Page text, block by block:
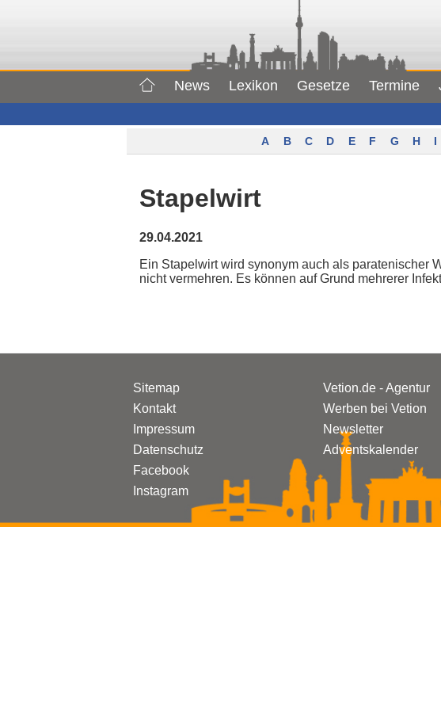
News Lexikon Gesetze Termine
A B C D E F G H I
Stapelwirt
29.04.2021
Ein Stapelwirt wird synonym auch als paratenischer
nicht vermehren. Es können auf Grund mehrerer
Sitemap
Kontakt
Impressum
Datenschutz
Facebook
Instagram
Vetion.de - Agentur
Werben bei Vetion
Newsletter
Adventskalender